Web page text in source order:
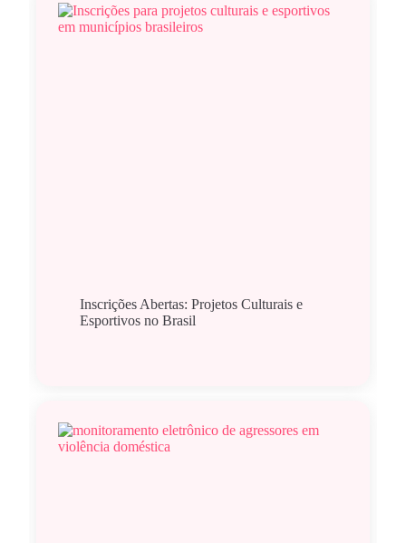
Inscrições Abertas: Projetos Culturais e
Esportivos no Brasil